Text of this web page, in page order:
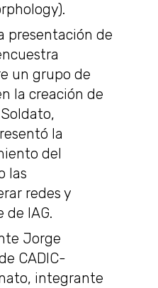
presentación de
un grupo de
la creación de
la
del
las
redes y
de IAG.
Jorge
CADIC-
integrante